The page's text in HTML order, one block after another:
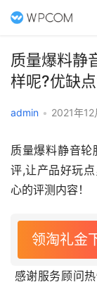
质量爆料静
样呢?优缺
admin • 2021年
质量爆料静音轮
评,让产品好玩
心的评测内容！
领淘礼金